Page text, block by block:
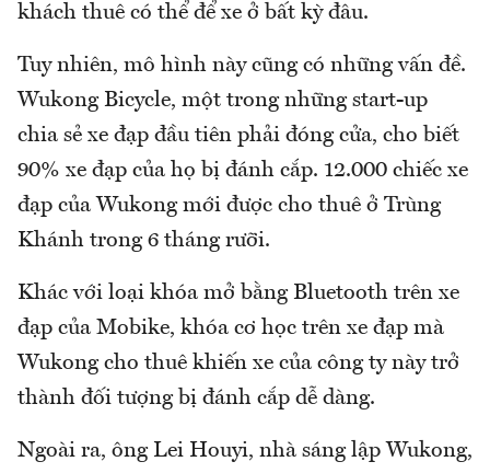
khách thuê có thể để xe ở bất kỳ đâu.
Tuy nhiên, mô hình này cũng có những vấn đề.
Wukong Bicycle, một trong những start-up
chia sẻ xe đạp đầu tiên phải đóng cửa, cho biết
90% xe đạp của họ bị đánh cắp. 12.000 chiếc xe
đạp của Wukong mới được cho thuê ở Trùng
Khánh trong 6 tháng rưỡi.
Khác với loại khóa mở bằng Bluetooth trên xe
đạp của Mobike, khóa cơ học trên xe đạp mà
Wukong cho thuê khiến xe của công ty này trở
thành đối tượng bị đánh cắp dễ dàng.
Ngoài ra, ông Lei Houyi, nhà sáng lập Wukong,